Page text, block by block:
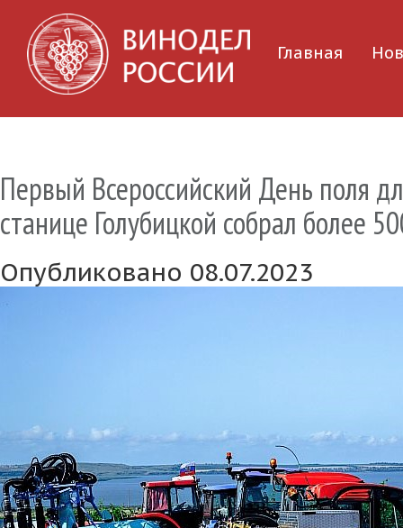
Главная
Первый Всероссийский День поля
станице Голубицкой собрал более
Опубликовано 08.07.2023